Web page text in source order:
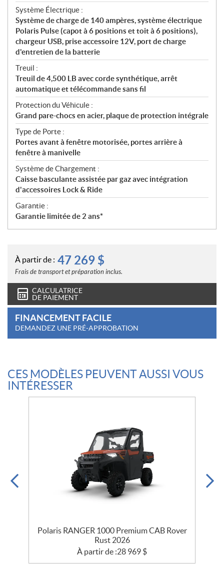
Système Électrique :
Système de charge de 140 ampères, système électrique
Polaris Pulse (capot à 6 positions et toit à 6 positions),
chargeur USB, prise accessoire 12V, port de charge
d'entretien de la batterie
Treuil :
Treuil de 4,500 LB avec corde synthétique, arrêt
automatique et télécommande sans fil
Protection du Véhicule :
Grand pare-chocs en acier, plaque de protection intégrale
Type de Porte :
Portes avant à fenêtre motorisée, portes arrière à
fenêtre à manivelle
Système de Chargement :
Caisse basculante assistée par gaz avec intégration
d'accessoires Lock & Ride
Garantie :
Garantie limitée de 2 ans*
À partir de : 47 269 $
Frais de transport et préparation inclus.
CALCULATRICE
DE PAIEMENT
FINANCEMENT FACILE
DEMANDEZ UNE PRÉ-APPROBATION
CES MODÈLES PEUVENT AUSSI VOUS
INTÉRESSER
Polaris RANGER 1000 Premium CAB Rover
Rust 2026
À partir de :28 969 $